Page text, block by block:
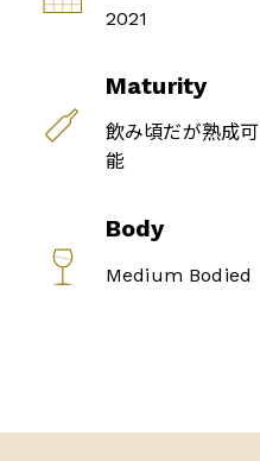
2021
Maturity
飲み頃だが熟成可
能
Body
Medium Bodied